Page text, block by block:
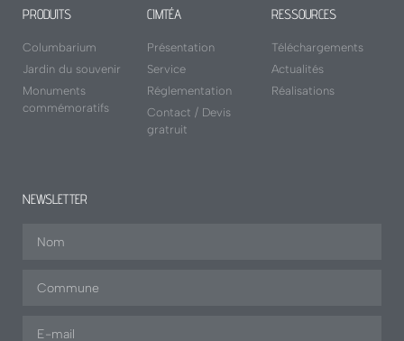
PRODUITS
Columbarium
Jardin du souvenir
Monuments
commémoratifs
CIMTÉA
Présentation
Service
Réglementation
Contact / Devis
gratruit
RESSOURCES
Téléchargements
Actualités
Réalisations
NEWSLETTER